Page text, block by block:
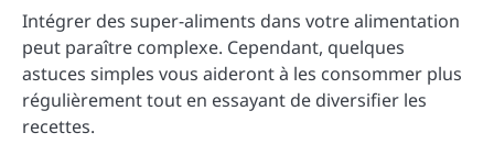
Intégrer des super-aliments dans votre alimentation
peut paraître complexe. Cependant, quelques
astuces simples vous aideront à les consommer plus
régulièrement tout en essayant de diversifier les
recettes.